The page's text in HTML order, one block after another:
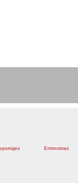
Entrevistas